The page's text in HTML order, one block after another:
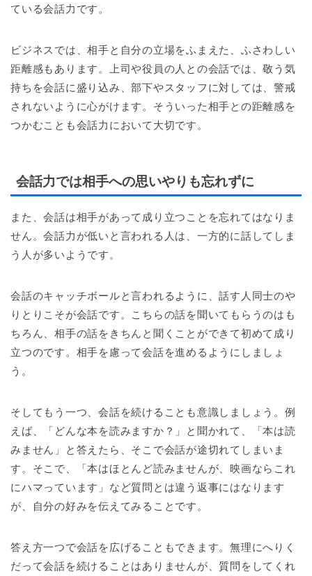
ている会話力です。
ビジネスでは、相手と自分の立場をふまえた、ふさわしい
距離感もあります。上司や役員の人との会話では、敬う気
持ちを会話に盛り込み、部下やスタッフに対しては、警戒
されないように心がけます。そういった相手との距離感を
つかむことも会話力において大切です。
会話力では相手への思いやりも忘れずに
また、会話は相手があって成り立つことを忘れてはなりま
せん。会話力が低いと言われる人は、一方的に話してしま
う人が多いようです。
会話のキャッチボールと言われるように、話す人同士のや
りとりこそが会話です。こちらの話を聞いてもらうのはも
ちろん、相手の話をきちんと聞くことができて初めて成り
立つのです。相手を慮って会話を進めるようにしましょ
う。
そしてもう一つ、会話を続けることも意識しましょう。例
えば、「どんな本を読みますか？」と聞かれて、「本は読
みません」と答えたら、そこで会話が途切れてしまいま
す。そこで、「本はほとんど読みませんが、映画ならこれ
にハマっています」など質問とは違う返事にはなります
が、自分の好みを伝えてみることです。
答え方一つで会話を広げることもできます。無理にへりく
だって会話を続けることはありませんが、質問をしてくれ